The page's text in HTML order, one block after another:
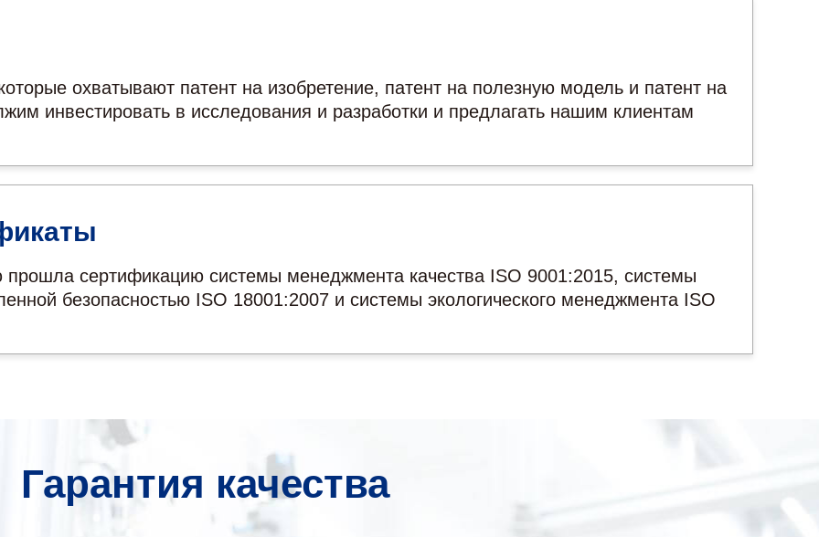
охватывают патент на изобретение, патент на полезную модель и патент на
инвестировать в исследования и разработки и предлагать нашим клиентам
сертификацию системы менеджмента качества ISO 9001:2015, системы
безопасностью ISO 18001:2007 и системы экологического менеджмента ISO
Гарантия качества